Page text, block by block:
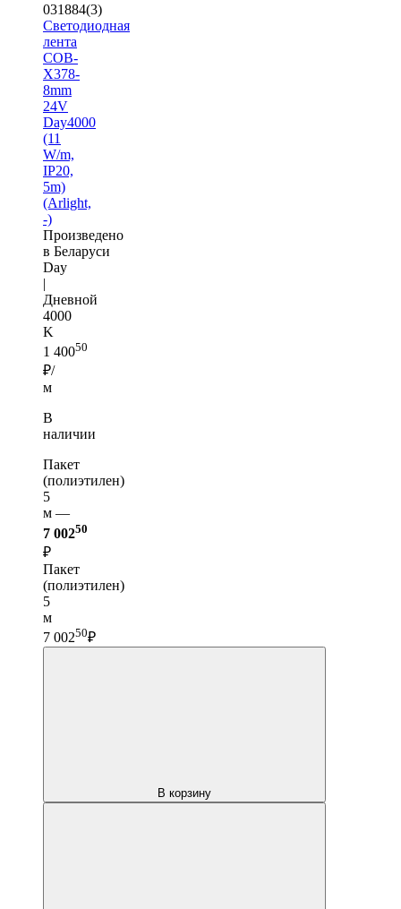
031884(3)
Светодиодная
лента
COB-
X378-
8mm
24V
Day4000
(11
W/m,
IP20,
5m)
(Arlight,
-)
Произведено
в Беларуси
Day
|
Дневной
4000
K
1 40050
₽/
м
В
наличии
Пакет
(полиэтилен)
5
м —
7 00250
₽
Пакет
(полиэтилен)
5
м
7 00250₽
В корзину